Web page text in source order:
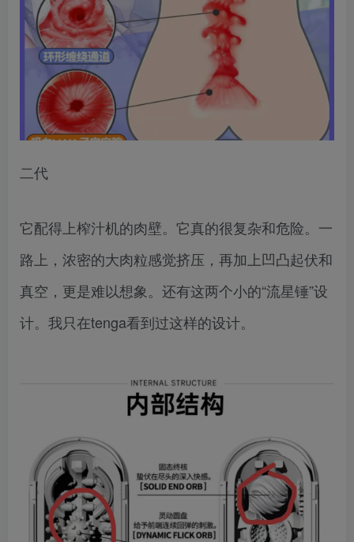
二代
它配得上榨汁机的肉壁。它真的很复杂和危险。一
路上，浓密的大肉粒感觉挤压，再加上凹凸起伏和
真空，更是难以想象。还有这两个小的“流星锤”设
计。我只在tenga看到过这样的设计。